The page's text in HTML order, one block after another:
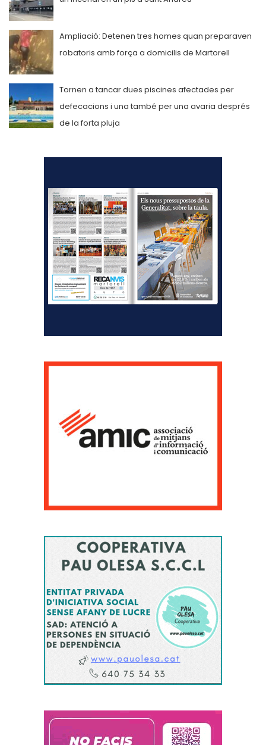
Ampliació: Detenen tres homes quan preparaven
robatoris amb força a domicilis de Martorell
Tornen a tancar dues piscines afectades per
defecacions i una també per una avaria després
de la forta pluja